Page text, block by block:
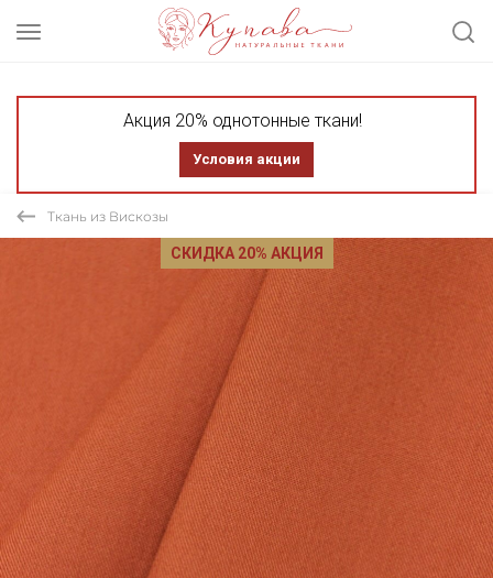
Акция 20% однотонные ткани!
Условия акции
Ткань из Вискозы
СКИДКА 20% АКЦИЯ